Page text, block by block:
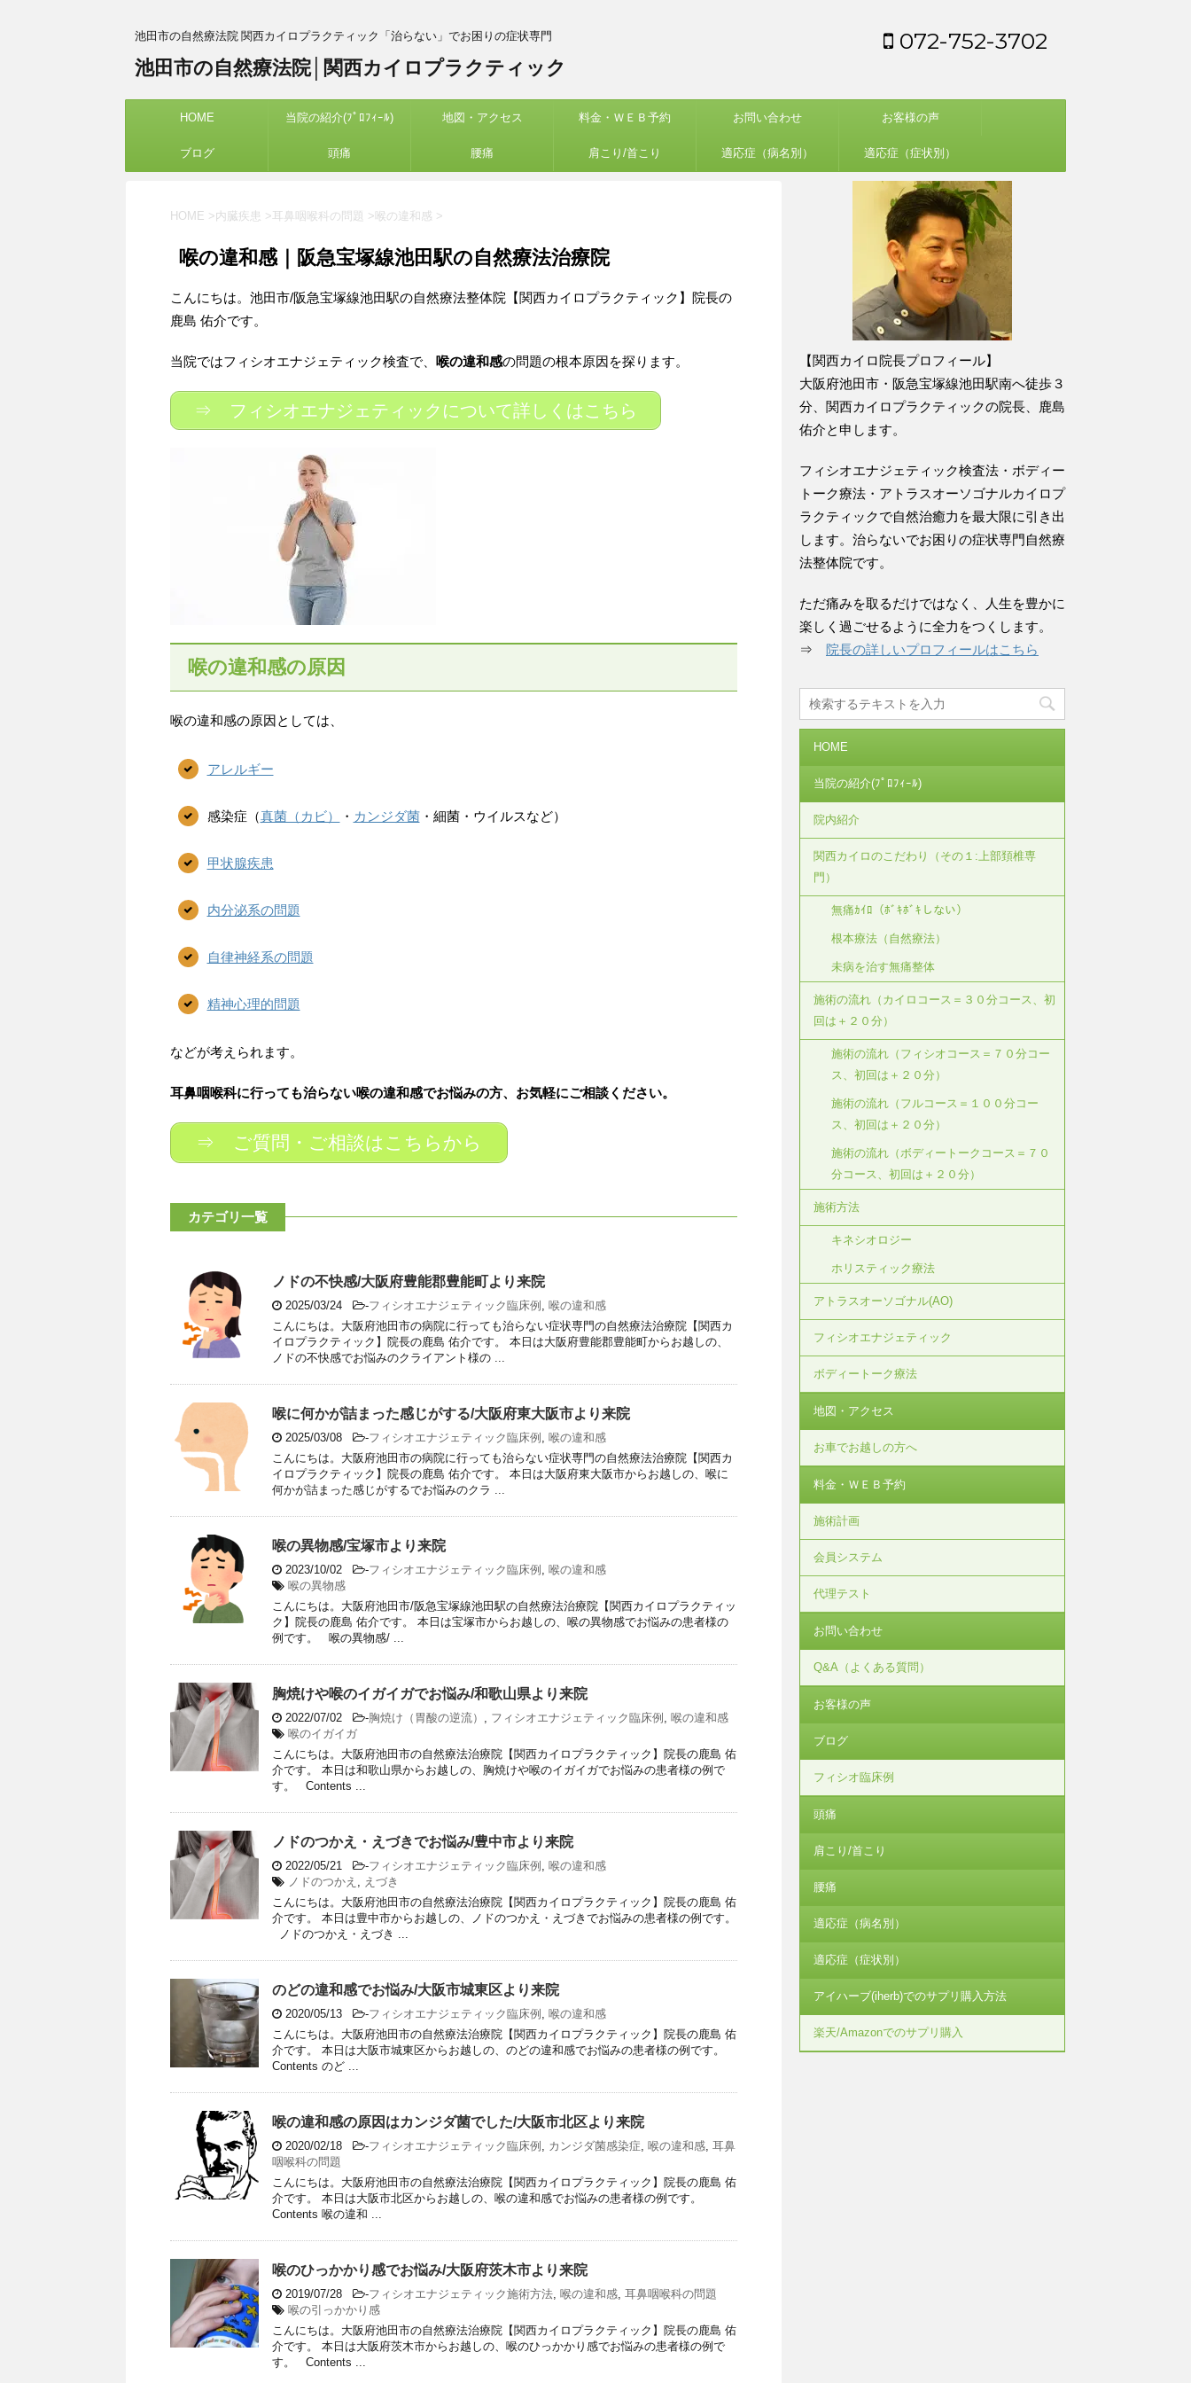
池田市の自然療法院 関西カイロプラクティック「治らない」でお困りの症状専門
池田市の自然療法院│関西カイロプラクティック
072-752-3702
HOME 当院の紹介(ﾌﾟﾛﾌｨｰﾙ) 地図・アクセス 料金・ＷＥＢ予約 お問い合わせ お客様の声
ブログ 頭痛 腰痛 肩こり/首こり 適応症（病名別） 適応症（症状別）
HOME >内臓疾患 >耳鼻咽喉科の問題 > 喉の違和感 >
喉の違和感｜阪急宝塚線池田駅の自然療法治療院
こんにちは。池田市/阪急宝塚線池田駅の自然療法整体院【関西カイロプラクティック】院長の
鹿島 佑介です。
当院ではフィシオエナジェティック検査で、 喉の違和感の問題の根本原因を探ります。
⇒ フィシオエナジェティックについて詳しくはこちら
喉の違和感の原因
喉の違和感の原因としては、
アレルギー
感染症（真菌（カビ） ・ カンジダ菌・細菌・ウイルスなど）
甲状腺疾患
内分泌系の問題
自律神経系の問題
精神心理的問題
などが考えられます。
耳鼻咽喉科に行っても治らない喉の違和感でお悩みの方、お気軽にご相談ください。
⇒ ご質問・ご相談はこちらから
カテゴリ一覧
ノドの不快感/大阪府豊能郡豊能町より来院
2025/03/24 -フィシオエナジェティック臨床例 喉の違和感
こんにちは。大阪府池田市の病院に行っても治らない症状専門の自然療法治療院【関西カ
イロプラクティック】院長の鹿島 佑介です。 本日は大阪府豊能郡豊能町からお越しの、
ノドの不快感でお悩みのクライアント様の ...
喉に何かが詰まった感じがする/大阪府東大阪市より来院
2025/03/08 -フィシオエナジェティック臨床例 喉の違和感
こんにちは。大阪府池田市の病院に行っても治らない症状専門の自然療法治療院【関西カ
イロプラクティック】院長の鹿島 佑介です。 本日は大阪府東大阪市からお越しの、喉に
何かが詰まった感じがするでお悩みのクラ ...
喉の異物感/宝塚市より来院
2023/10/02 -フィシオエナジェティック臨床例 喉の違和感
喉の異物感
こんにちは。大阪府池田市/阪急宝塚線池田駅の自然療法治療院【関西カイロプラクティッ
ク】院長の鹿島 佑介です。 本日は宝塚市からお越しの、喉の異物感でお悩みの患者様の
例です。 喉の異物感/ ...
胸焼けや喉のイガイガでお悩み/和歌山県より来院
2022/07/02 -胸焼け（胃酸の逆流） フィシオエナジェティック臨床例 喉の違和感
喉のイガイガ
こんにちは。大阪府池田市の自然療法治療院【関西カイロプラクティック】院長の鹿島 佑
介です。 本日は和歌山県からお越しの、胸焼けや喉のイガイガでお悩みの患者様の例で
す。 Contents ...
ノドのつかえ・えづきでお悩み/豊中市より来院
2022/05/21 -フィシオエナジェティック臨床例 喉の違和感
ノドのつかえ
えづき
こんにちは。大阪府池田市の自然療法治療院【関西カイロプラクティック】院長の鹿島 佑
介です。 本日は豊中市からお越しの、ノドのつかえ・えづきでお悩みの患者様の例です。
ノドのつかえ・えづき ...
のどの違和感でお悩み/大阪市城東区より来院
2020/05/13 -フィシオエナジェティック臨床例 喉の違和感
こんにちは。大阪府池田市の自然療法治療院【関西カイロプラクティック】院長の鹿島 佑
介です。 本日は大阪市城東区からお越しの、のどの違和感でお悩みの患者様の例です。
Contents のど ...
喉の違和感の原因はカンジダ菌でした/大阪市北区より来院
2020/02/18 -フィシオエナジェティック臨床例 カンジダ菌感染症 喉の違和感 耳鼻
咽喉科の問題
こんにちは。大阪府池田市の自然療法治療院【関西カイロプラクティック】院長の鹿島 佑
介です。 本日は大阪市北区からお越しの、喉の違和感でお悩みの患者様の例です。
Contents 喉の違和 ...
喉のひっかかり感でお悩み/大阪府茨木市より来院
2019/07/28 -フィシオエナジェティック施術方法 喉の違和感 耳鼻咽喉科の問題
喉の引っかかり感
こんにちは。大阪府池田市の自然療法治療院【関西カイロプラクティック】院長の鹿島 佑
介です。 本日は大阪府茨木市からお越しの、喉のひっかかり感でお悩みの患者様の例で
す。 Contents ...
【関西カイロ院長プロフィール】
大阪府池田市・阪急宝塚線池田駅南へ徒歩３
分、関西カイロプラクティックの院長、鹿島
佑介と申します。
フィシオエナジェティック検査法・ボディー
トーク療法・アトラスオーソゴナルカイロプ
ラクティックで自然治癒力を最大限に引き出
します。治らないでお困りの症状専門自然療
法整体院です。
ただ痛みを取るだけではなく、人生を豊かに
楽しく過ごせるように全力をつくします。
⇒ 院長の詳しいプロフィールはこちら
HOME
当院の紹介(ﾌﾟﾛﾌｨｰﾙ)
院内紹介
関西カイロのこだわり（その１:上部頚椎専
門）
無痛ｶｲﾛ（ﾎﾞｷﾎﾞｷしない）
根本療法（自然療法）
未病を治す無痛整体
施術の流れ（カイロコース＝３０分コース、初
回は＋２０分）
施術の流れ（フィシオコース＝７０分コー
ス、初回は＋２０分）
施術の流れ（フルコース＝１００分コー
ス、初回は＋２０分）
施術の流れ（ボディートークコース＝７０
分コース、初回は＋２０分）
施術方法
キネシオロジー
ホリスティック療法
アトラスオーソゴナル(AO)
フィシオエナジェティック
ボディートーク療法
地図・アクセス
お車でお越しの方へ
料金・ＷＥＢ予約
施術計画
会員システム
代理テスト
お問い合わせ
Q&A（よくある質問）
お客様の声
ブログ
フィシオ臨床例
頭痛
肩こり/首こり
腰痛
適応症（病名別）
適応症（症状別）
アイハーブ(iherb)でのサプリ購入方法
楽天/Amazonでのサプリ購入